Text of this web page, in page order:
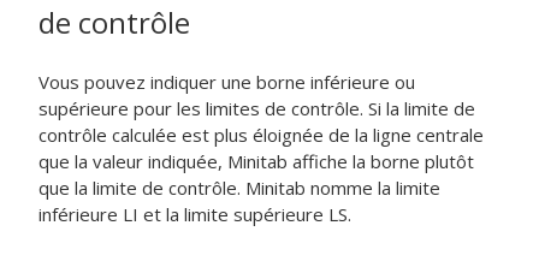
de contrôle
Vous pouvez indiquer une borne inférieure ou
supérieure pour les limites de contrôle. Si la limite de
contrôle calculée est plus éloignée de la ligne centrale
que la valeur indiquée, Minitab affiche la borne plutôt
que la limite de contrôle. Minitab nomme la limite
inférieure LI et la limite supérieure LS.